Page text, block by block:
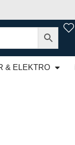
& ELEKTRO